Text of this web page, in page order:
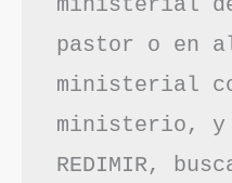
pastor o en
ministerial
ministerio, y
REDIMIR,